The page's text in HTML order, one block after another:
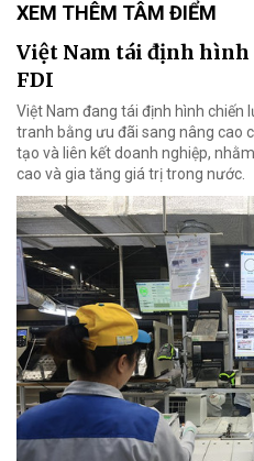
XEM THÊM TÂM ĐIỂM
Việt Nam tái định
FDI
Việt Nam đang tái định hình chiến
tranh bằng ưu đãi sang nâng cao
tạo và liên kết doanh nghiệp,
cao và gia tăng giá trị trong nước.